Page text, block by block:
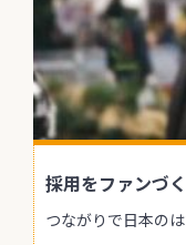
採用をファンづ
つながりで日本の